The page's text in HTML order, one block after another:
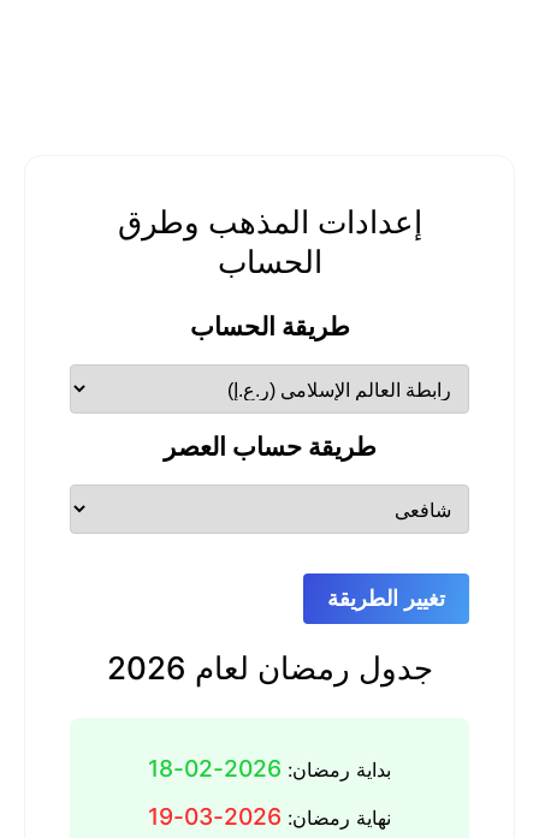
إعدادات المذهب وطرق
الحساب
طريقة الحساب
طريقة حساب العصر
تغيير الطريقة
جدول رمضان لعام 2026
بداية رمضان: 2026-02-18
نهاية رمضان: 2026-03-19